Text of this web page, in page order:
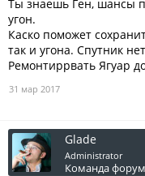
Меня смущает, что в
глушатся,
Спасибо за ваши мнения!
Ты знаешь Ген, шансы
угон.
Каско поможет
так и угона. Спутник
Ремонтиррвать Ягуар
31 мар 2017
Glade
Administrator
Команда